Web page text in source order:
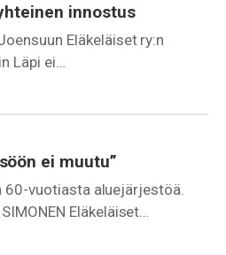
innostus
Eläkeläiset ry:n
Läpi ei…
ei muutu”
vuotiasta aluejärjestöä.
Eläkeläiset…